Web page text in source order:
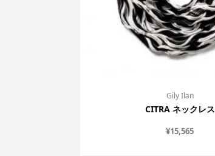
Gily Ilan
CITRA ネックレス
¥15,565